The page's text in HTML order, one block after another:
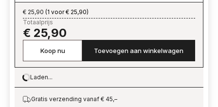
€ 25,90 (1 voor € 25,90)
Totaalprijs
€ 25,90
Koop nu Toevoegen aan winkelwagen
Loading…
Laden...
Gratis verzending vanaf € 45,–